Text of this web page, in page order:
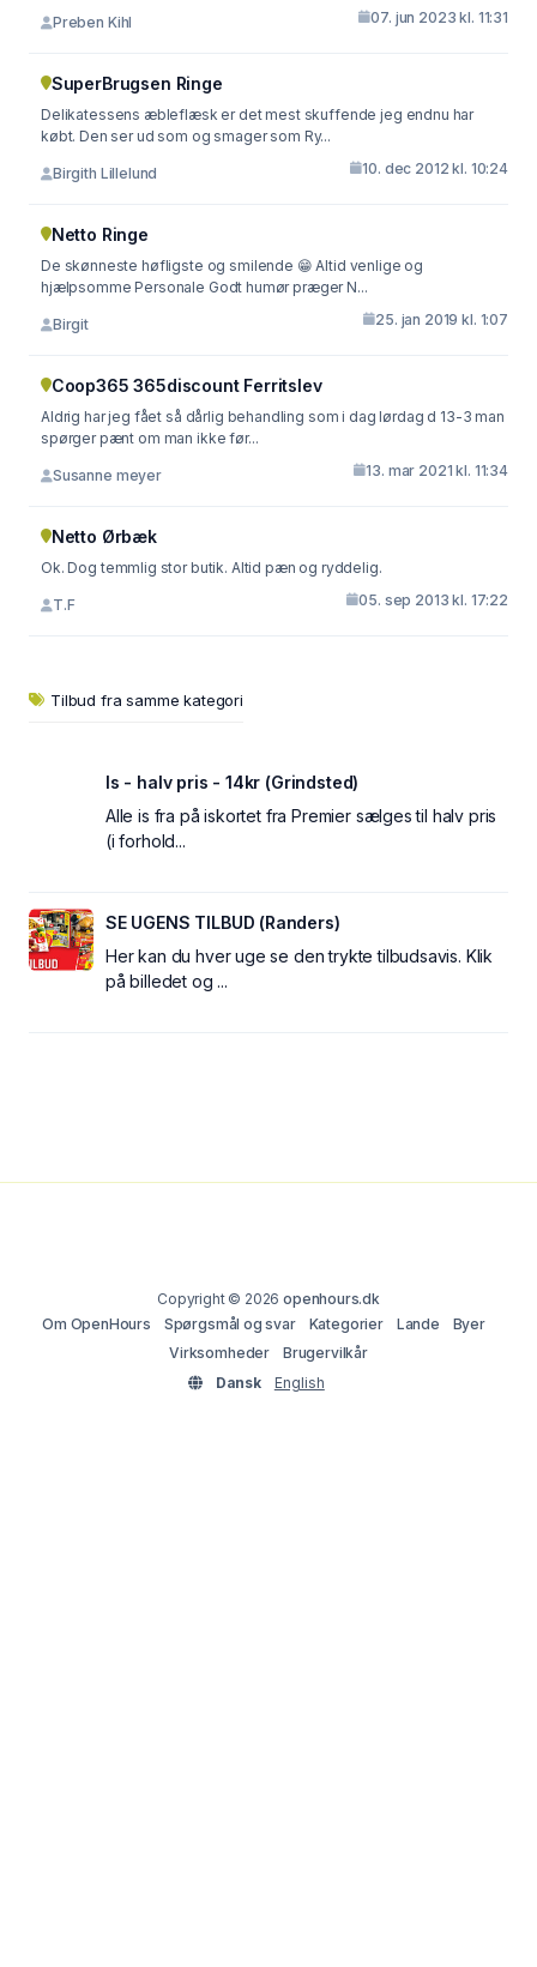
Preben Kihl 07. jun 2023 kl. 11:31
SuperBrugsen Ringe
Delikatessens æbleflæsk er det mest skuffende jeg endnu har
købt. Den ser ud som og smager som Ry...
Birgith Lillelund 10. dec 2012 kl. 10:24
Netto Ringe
De skønneste høfligste og smilende 😁 Altid venlige og
hjælpsomme Personale Godt humør præger N...
Birgit 25. jan 2019 kl. 1:07
Coop365 365discount Ferritslev
Aldrig har jeg fået så dårlig behandling som i dag lørdag d 13-3 man
spørger pænt om man ikke før...
Susanne meyer 13. mar 2021 kl. 11:34
Netto Ørbæk
Ok. Dog temmlig stor butik. Altid pæn og ryddelig.
T.F 05. sep 2013 kl. 17:22
Tilbud fra samme kategori
Is - halv pris - 14kr (Grindsted)
Alle is fra på iskortet fra Premier sælges til halv pris
(i forhold...
SE UGENS TILBUD (Randers)
Her kan du hver uge se den trykte tilbudsavis. Klik
på billedet og ...
Copyright © 2026openhours.dk
Om OpenHours
Spørgsmål og svar Kategorier Lande
Byer
Virksomheder
Brugervilkår
Dansk
English